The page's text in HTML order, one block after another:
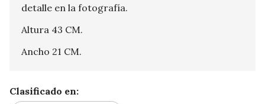
detalle en la fotografía.
Altura 43 CM.
Ancho 21 CM.
Clasificado en: